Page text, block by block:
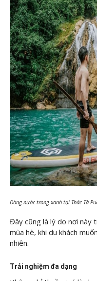
Dòng nước trong xanh tại Thác Tà
Đây cũng là lý do nơi này
mùa hè, khi du khách
nhiên.
Trải nghiệm đa dạng